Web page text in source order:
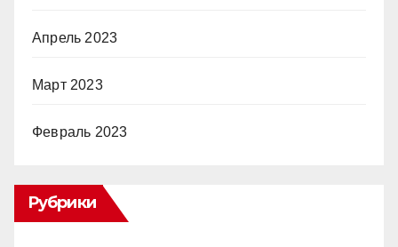
Апрель 2023
Март 2023
Февраль 2023
Рубрики